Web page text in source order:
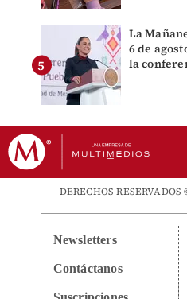
La
6 de
la
DERECHOS
Newsletters
Contáctanos